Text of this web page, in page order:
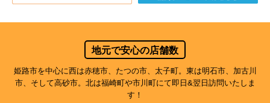
地元で安心の店舗数
姫路市を中心に西は赤穂市、たつの市、太子町。東は明石市、加古川
市、そして高砂市。北は福崎町や市川町にて即日&翌日訪問いたしま
す！